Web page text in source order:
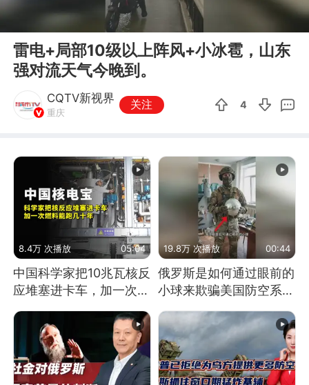
雷电+局部10级以上阵风+小冰雹，山东
强对流天气今晚到。
CQTV新视界
重庆
关注 4
8.4万 次播放 05:04
中国科学家把10兆瓦核反
应堆塞进卡车，加一次燃
料能跑几十年
19.8万 次播放 00:44
俄罗斯是如何通过眼前的
小球来欺骗美国防空系统
的